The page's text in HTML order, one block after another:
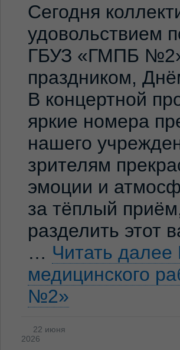
Сегодня
удовольствием
ГБУЗ «ГМПБ
праздником,
В концертной
яркие номера
нашего
зрителям
эмоции и
за тёплый
разделить этот
… Читать далее
медицинского
№2»
22 июня
2026